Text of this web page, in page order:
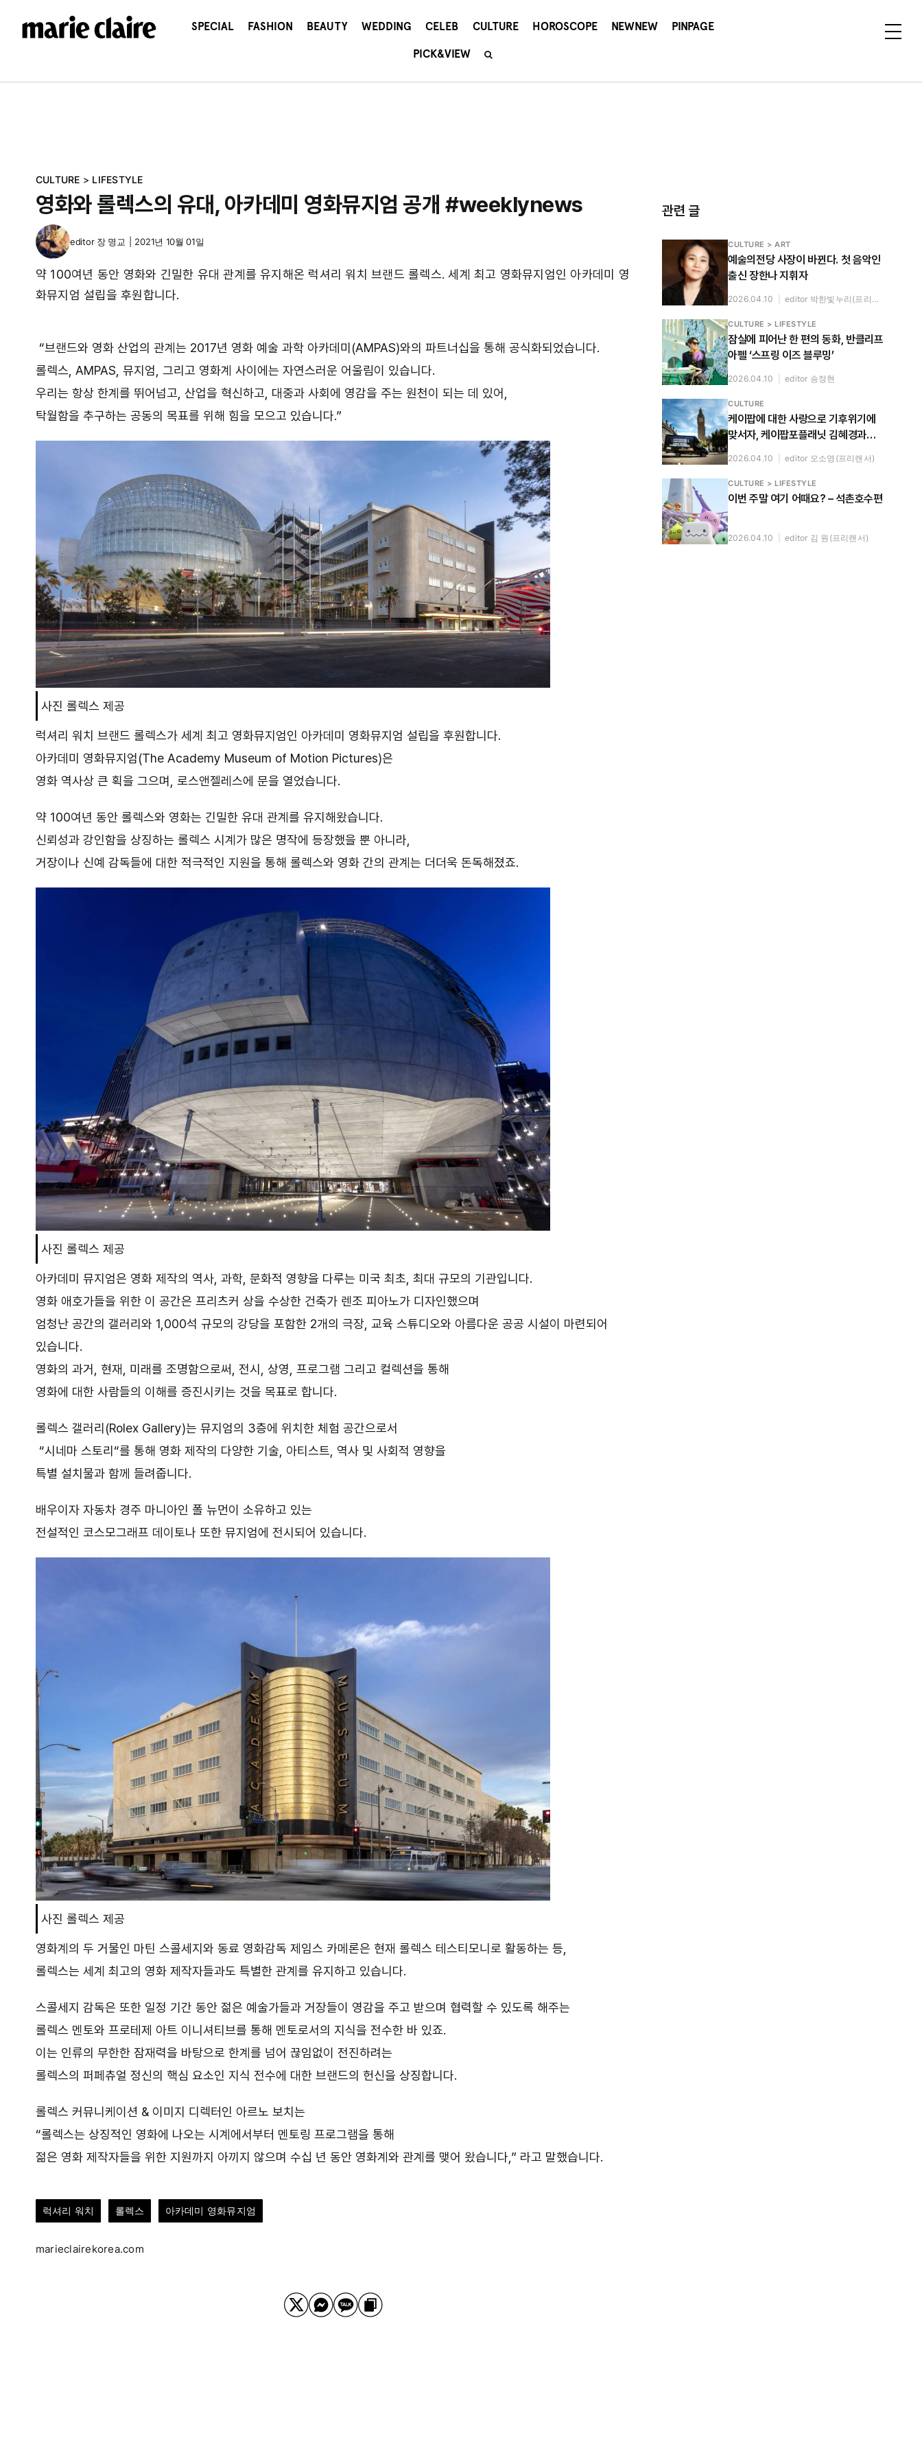
건
SPECIAL FASHION BEAUTY WEDDING CELEB CULTURE HOROSCOPE NEWNEW PINPAGE
PICK&VIEW
CULTURE > LIFESTYLE
영화와 롤렉스의 유대, 아카데미 영화뮤지엄 공개 #weeklynews
editor 장 명교 2021년 10월 01일
약 100여년 동안 영화와 긴밀한 유대 관계를 유지해온 럭셔리 워치 브랜드 롤렉스. 세계 최고 영화뮤지엄인 아카데미 영
화뮤지엄 설립을 후원합니다.
“브랜드와 영화 산업의 관계는 2017년 영화 예술 과학 아카데미 (AMPAS)와의 파트너십을 통해 공식화되었습니다.
롤렉스 , AMPAS, 뮤지엄 그리고 영화계 사이에는 자연스러운 어울림이 있습니다.
우리는 항상 한계를 뛰어넘고 산업을 혁신하고 대중과 사회에 영감을 주는 원천이 되는 데 있어
탁월함을 추구하는 공동의 목표를 위해 힘을 모으고 있습니다.”
사진 롤렉스 제공
럭셔리 워치 브랜드 롤렉스가 세계 최고 영화뮤지엄인 아카데미 영화뮤지엄 설립을 후원합니다.
아카데미 영화뮤지엄(The Academy Museum of Motion Pictures)은
영화 역사상 큰 획을 그으며 로스앤젤레스에 문을 열었습니다.
약 100여년 동안 롤렉스와 영화는 긴밀한 유대 관계를 유지해왔습니다.
신뢰성과 강인함을 상징하는 롤렉스 시계가 많은 명작에 등장했을 뿐 아니라
거장이나 신예 감독들에 대한 적극적인 지원을 통해 롤렉스와 영화 간의 관계는 더더욱 돈독해졌죠.
사진 롤렉스 제공
아카데미 뮤지엄은 영화 제작의 역사 과학 문화적 영향을 다루는 미국 최초 최대 규모의 기관입니다.
영화 애호가들을 위한 이 공간은 프리츠커 상을 수상한 건축가 렌조 피아노가 디자인했으며
엄청난 공간의 갤러리와 1,000석 규모의 강당을 포함한 2개의 극장 교육 스튜디오와 아름다운 공공 시설이 마련되어
있습니다.
영화의 과거
현재 미래를 조명함으로써 전시 상영 프로그램 그리고 컬렉션을 통해
영화에 대한 사람들의 이해를 증진시키는 것을 목표로 합니다.
롤렉스 갤러리(Rolex Gallery)는 뮤지엄의 3층에 위치한 체험 공간으로서
“시네마 스토리“를 통해 영화 제작의 다양한 기술 아티스트 역사 및 사회적 영향을
특별 설치물과 함께 들려줍니다.
배우이자 자동차 경주 마니아인 폴 뉴먼이 소유하고 있는
전설적인 코스모그래프 데이토나 또한 뮤지엄에 전시되어 있습니다.
사진 롤렉스 제공
영화계의 두 거물인 마틴 스콜세지와 동료 영화감독 제임스 카메론은 현재 롤렉스 테스티모니로 활동하는 등,
롤렉스는 세계 최고의 영화 제작자들과도 특별한 관계를 유지하고 있습니다.
스콜세지 감독은 또한 일정 기간 동안 젊은 예술가들과 거장들이 영감을 주고 받으며 협력할 수 있도록 해주는
롤렉스 멘토와 프로테제 아트 이니셔티브를 통해 멘토로서의 지식을 전수한 바 있죠.
이는 인류의 무한한 잠재력을 바탕으로 한계를 넘어 끊임없이 전진하려는
롤렉스의 퍼페츄얼 정신의 핵심 요소인 지식 전수에 대한 브랜드의 헌신을 상징합니다.
롤렉스 커뮤니케이션 & 이미지 디렉터인 아르노 보치는
“롤렉스는 상징적인 영화에 나오는 시계에서부터 멘토링 프로그램을 통해
젊은 영화 제작자들을 위한 지원까지 아끼지 않으며 수십 년 동안 영화계와 관계를 맺어 왔습니다 ,” 라고 말했습니다.
럭셔리 워치 롤렉스 아카데미 영화뮤지엄
marieclairekorea.com
관련 글
CULTURE > ART
예술의전당 사장이 바뀐다. 첫 음악인
출신 장한나 지휘자
2026.04.10 editor 박한빛누리(프리랜서)
CULTURE > LIFESTYLE
잠실에 피어난 한 편의 동화, 반클리프
아펠 ‘스프링 이즈 블루밍’
2026.04.10 editor 송정현
CULTURE
케이팝에 대한 사랑으로 기후위기에
맞서자, 케이팝포플래닛 김혜경과
누룰 사리파와 나눈 대화
2026.04.10 editor 오소영(프리랜서)
CULTURE > LIFESTYLE
이번 주말 여기 어때요? – 석촌호수편
2026.04.10 editor 김 원(프리랜서)